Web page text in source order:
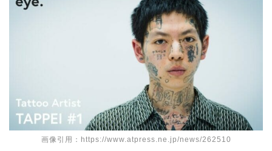
画像引用：https://www.atpress.ne.jp/news/262510